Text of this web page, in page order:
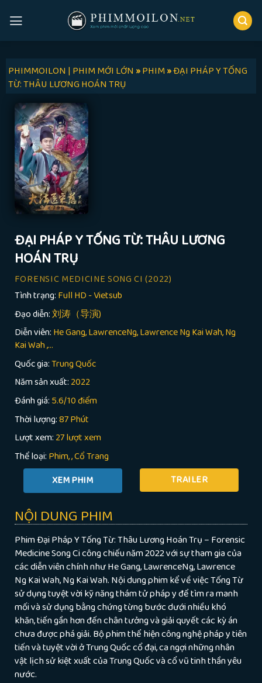
PHIMMOILON | PHIM MỚI LỚN»PHIM»ĐẠI PHÁP Y TỐNG
TỪ: THÂU LƯƠNG HOÁN TRỤ
ĐẠI PHÁP Y TỐNG TỪ: THÂU LƯƠNG
HOÁN TRỤ
FORENSIC MEDICINE SONG CI (2022)
Tình trạng: Full HD - Vietsub
Đạo diễn:刘涛（导演)
Diễn viên: He Gang, LawrenceNg, Lawrence Ng Kai Wah, Ng
Kai Wah ,...
Quốc gia:Trung Quốc
Năm sản xuất: 2022
Đánh giá: 5.6/10 điểm
Thời lượng:87 Phút
Lượt xem: 27 lượt xem
Thể loại: Phim ,Cổ Trang
TRAILER
NỘI DUNG PHIM
Phim Đại Pháp Y Tống Từ: Thâu Lương Hoán Trụ – Forensic
Medicine Song Ci công chiếu năm 2022 với sự tham gia của
các diễn viên chính như He Gang, LawrenceNg, Lawrence
Ng Kai Wah, Ng Kai Wah. Nội dung phim kể về việc Tống Từ
sử dụng tuyệt vời kỹ năng thám tử pháp y để tìm ra manh
mối và sử dụng bằng chứng từng bước dưới nhiều khó
khăn, tiến gần hơn đến chân tưởng và giải quyết các kỳ án
chưa được phá giải. Bộ phim thể hiện công nghệ pháp y tiên
tiến và tuyệt vời ở Trung Quốc cổ đại, ca ngợi những nhân
vật lịch sử kiệt xuất của Trung Quốc và cổ vũ tinh thần yêu
nước.